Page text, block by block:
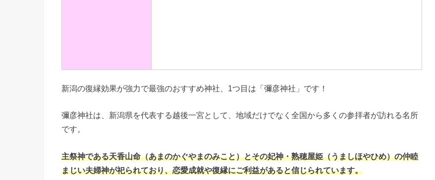
新潟の復縁効果が強力で最強のおすすめ神社、1つ目は「彌彦神社」です！
彌彦神社は、新潟県を代表する越後一宮として、地域だけでなく全国から多くの参拝者が訪れる名所
です。
主祭神である天香山命（あまのかぐやまのみこと）とその妃神・熟穂屋姫（うましほやひめ）の仲睦
まじい夫婦神が祀られており、恋愛成就や復縁にご利益があると信じられています。